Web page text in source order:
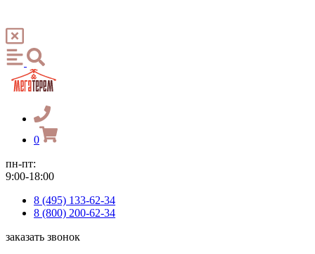
0
пн-пт:
9:00-18:00
8 (495) 133-62-34
8 (800) 200-62-34
заказать звонок